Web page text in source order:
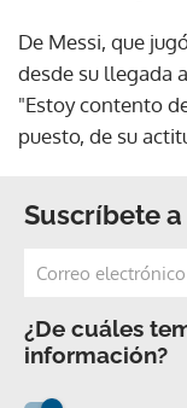
De Messi, que
desde su llegada
"Estoy contento
puesto, de su
Suscríbete
¿De cuáles
información?